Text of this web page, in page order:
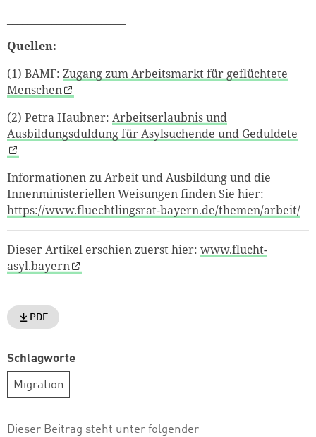
Quellen:
(1) BAMF: Zugang zum Arbeitsmarkt für geflüchtete
Menschen
(2) Petra Haubner: Arbeitserlaubnis und
Ausbildungsduldung für Asylsuchende und Geduldete
Informationen zu Arbeit und Ausbildung und die
Innenministeriellen Weisungen finden Sie hier:
https://www.fluechtlingsrat-bayern.de/themen/arbeit/
Dieser Artikel erschien zuerst hier: www.flucht-
asyl.bayern
PDF
Schlagworte
Migration
Dieser Beitrag steht unter folgender